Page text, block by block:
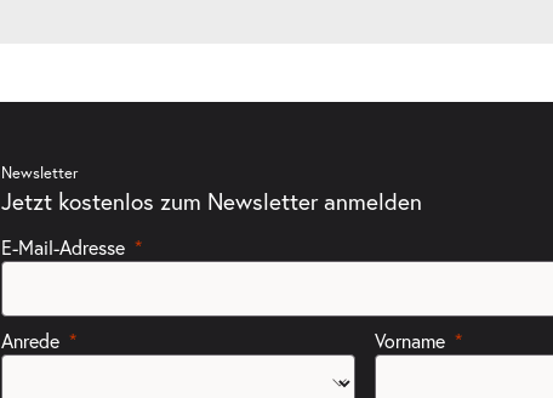
Newsletter
Jetzt kostenlos zum Newsletter anmelden
E-Mail-Adresse
Anrede Vorname